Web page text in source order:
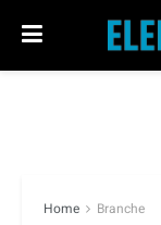
Home Branche